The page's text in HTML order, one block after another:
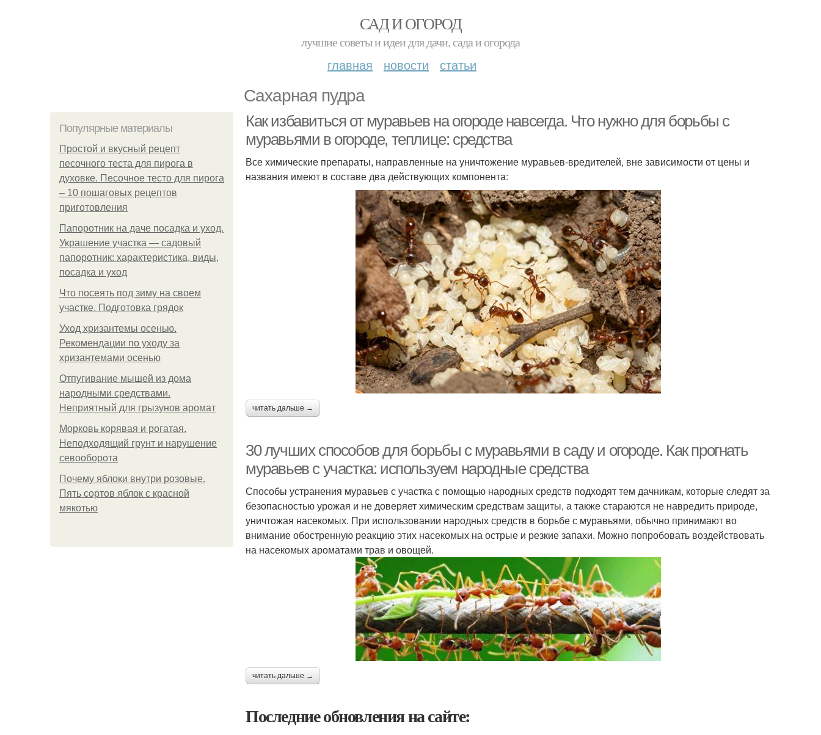
САД И ОГОРОД
лучшие советы и идеи для дачи, сада и огорода
главная новости статьи
Сахарная пудра
Популярные материалы
Простой и вкусный рецепт
песочного теста для пирога в
духовке. Песочное тесто для пирога
– 10 пошаговых рецептов
приготовления
Папоротник на даче посадка и уход.
Украшение участка — садовый
папоротник: характеристика, виды,
посадка и уход
Что посеять под зиму на своем
участке. Подготовка грядок
Уход хризантемы осенью.
Рекомендации по уходу за
хризантемами осенью
Отпугивание мышей из дома
народными средствами.
Неприятный для грызунов аромат
Морковь корявая и рогатая.
Неподходящий грунт и нарушение
севооборота
Почему яблоки внутри розовые.
Пять сортов яблок с красной
мякотью
Как избавиться от муравьев на огороде навсегда. Что нужно для борьбы с
муравьями в огороде, теплице: средства
Все химические препараты, направленные на уничтожение муравьев-вредителей, вне зависимости от цены и
названия имеют в составе два действующих компонента:
читать дальше →
30 лучших способов для борьбы с муравьями в саду и огороде. Как прогнать
муравьев с участка: используем народные средства
Способы устранения муравьев с участка с помощью народных средств подходят тем дачникам, которые следят за
безопасностью урожая и не доверяет химическим средствам защиты, а также стараются не навредить природе,
уничтожая насекомых. При использовании народных средств в борьбе с муравьями, обычно принимают во
внимание обостренную реакцию этих насекомых на острые и резкие запахи. Можно попробовать воздействовать
на насекомых ароматами трав и овощей.
читать дальше →
Последние обновления на сайте: